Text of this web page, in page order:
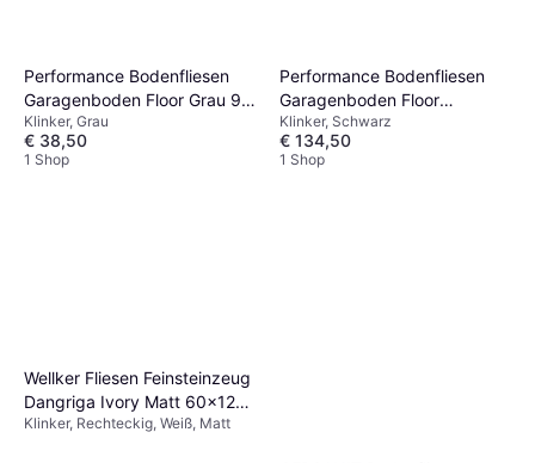
Performance Bodenfliesen
Garagenboden Floor Grau 9
Stück
Klinker, Grau
€ 38,50
1 Shop
Performance Bodenfliesen
Garagenboden Floor
Schwarz 34 Stück
Klinker, Schwarz
€ 134,50
1 Shop
Wellker Fliesen Feinsteinzeug
Dangriga Ivory Matt 60x120
cm Weiß
Klinker, Rechteckig, Weiß, Matt